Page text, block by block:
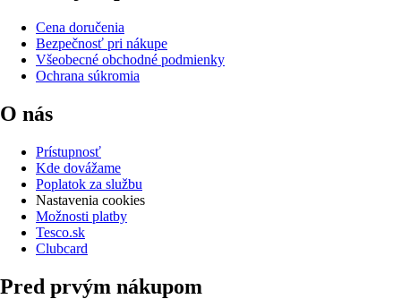
Cena doručenia
Bezpečnosť pri nákupe
Všeobecné obchodné podmienky
Ochrana súkromia
O nás
Prístupnosť
Kde dovážame
Poplatok za službu
Nastavenia cookies
Možnosti platby
Tesco.sk
Clubcard
Pred prvým nákupom